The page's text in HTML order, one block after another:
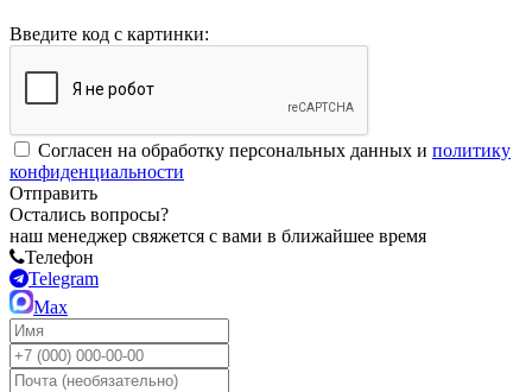
Введите код с картинки:
Согласен на обработку персональных данных и политику
конфиденциальности
Отправить
Остались вопросы?
наш менеджер свяжется с вами в ближайшее время
Телефон
Telegram
Max